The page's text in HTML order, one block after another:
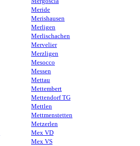
Meride
Merishausen
Merligen
Merlischachen
Mervelier
Merzligen
Mesocco
Messen
Mettau
Mettembert
Mettendorf TG
Mettlen
Mettmenstetten
Metzerlen
Mex VD
Mex VS